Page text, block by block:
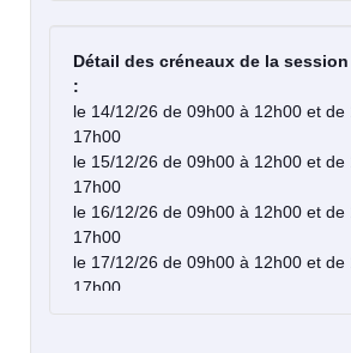
Détail des créneaux de la
:
le 14/12/26 de 09h00 à 12h00 et de
17h00
le 15/12/26 de 09h00 à 12h00 et de
17h00
le 16/12/26 de 09h00 à 12h00 et de
17h00
le 17/12/26 de 09h00 à 12h00 et de
17h00